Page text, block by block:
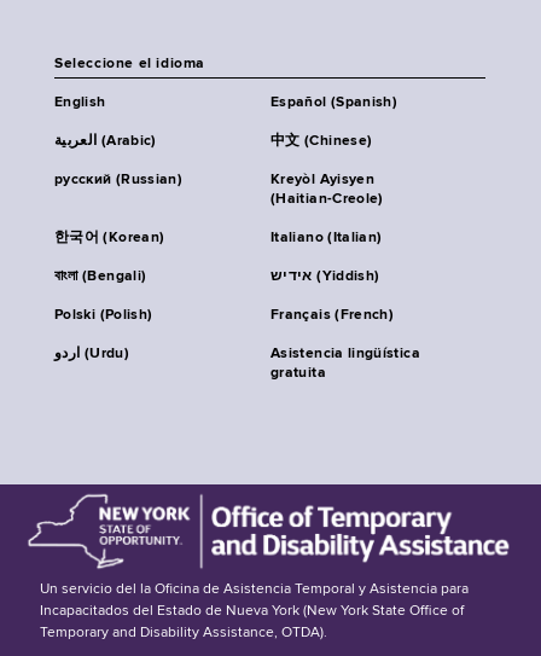
Seleccione el idioma
English Español (Spanish)
العربية (Arabic) 中文 (Chinese)
русский (Russian)
Kreyòl Ayisyen
(Haitian-Creole)
한국어 (Korean) Italiano (Italian)
বাংলা (Bengali) אידיש (Yiddish)
Polski (Polish) Français (French)
اردو (Urdu)
Asistencia lingüística
gratuita
Un servicio del la Oficina de Asistencia Temporal y Asistencia para
Incapacitados del Estado de Nueva York (New York State Office of
Temporary and Disability Assistance, OTDA).